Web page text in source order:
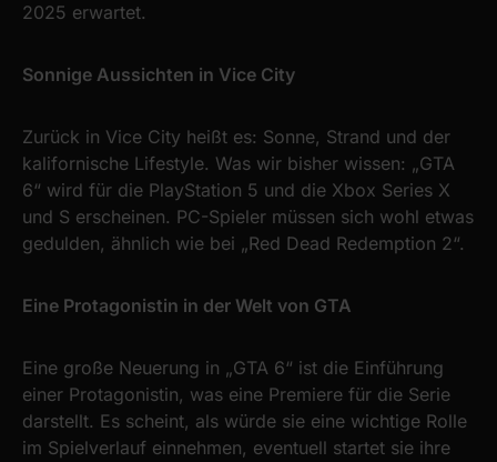
2025 erwartet.
Sonnige Aussichten in Vice City
Zurück in Vice City heißt es: Sonne, Strand und der
kalifornische Lifestyle. Was wir bisher wissen: „GTA
6“ wird für die PlayStation 5 und die Xbox Series X
und S erscheinen. PC-Spieler müssen sich wohl etwas
gedulden, ähnlich wie bei „Red Dead Redemption 2“.
Eine Protagonistin in der Welt von GTA
Eine große Neuerung in „GTA 6“ ist die Einführung
einer Protagonistin, was eine Premiere für die Serie
darstellt. Es scheint, als würde sie eine wichtige Rolle
im Spielverlauf einnehmen, eventuell startet sie ihre